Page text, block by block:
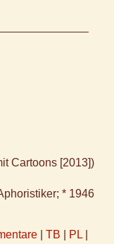
Cartoons [2013])
* 1946
TB PL